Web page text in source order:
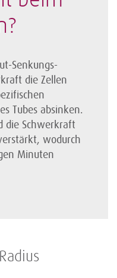
Senkungs-
die Zellen
Tubes absinken.
die Schwer­kraft
wodurch
Minuten